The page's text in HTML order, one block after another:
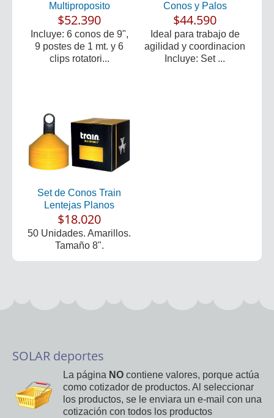
Multiproposito
$52.390
Incluye: 6 conos de 9",
9 postes de 1 mt. y 6
clips rotatori...
Conos y Palos
$44.590
Ideal para trabajo de
agilidad y coordinacion
Incluye: Set ...
Set de Conos Train
Lentejas Planos
$18.020
50 Unidades. Amarillos.
Tamaño 8".
SOLAR deportes
La página NO contiene valores, porque actúa
como cotizador de productos. Al seleccionar
los productos, se le enviara un e-mail con una
cotización con todos los productos